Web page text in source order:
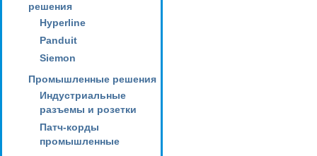
решения
Hyperline
Panduit
Siemon
Промышленные решения
Индустриальные
разъемы и розетки
Патч-корды
промышленные